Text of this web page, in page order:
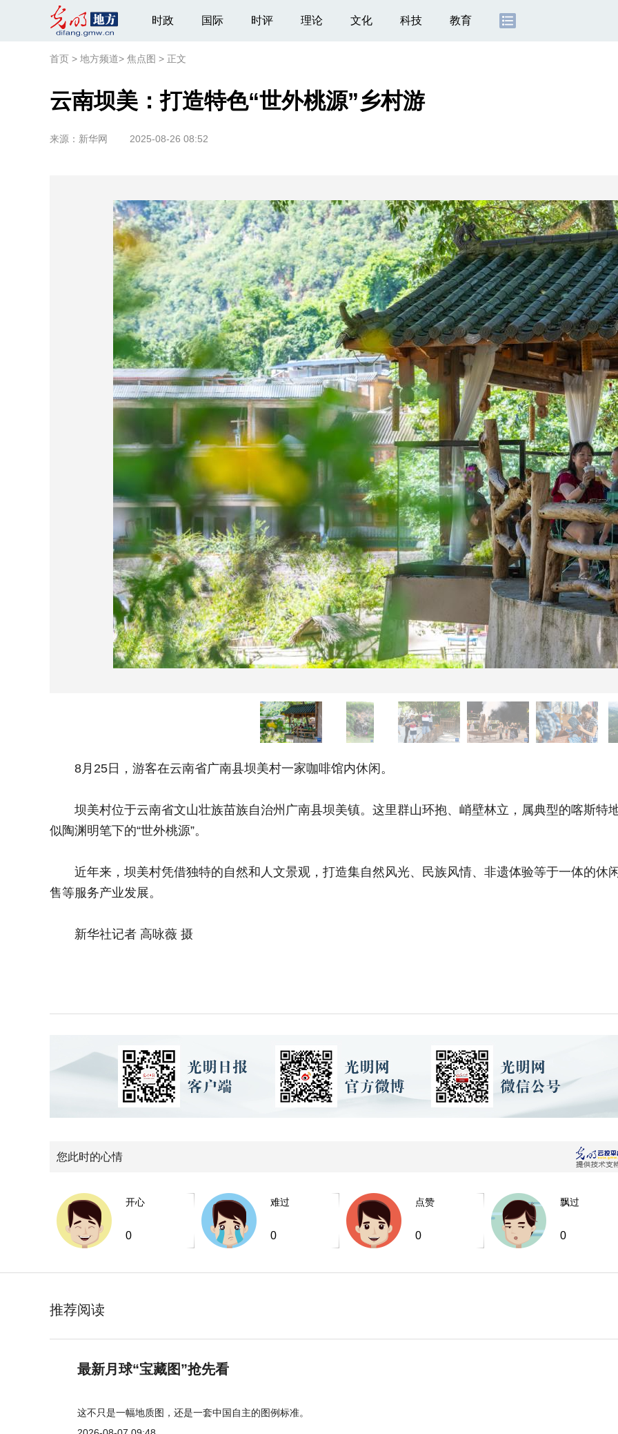
时政 国际 时评 理论 文化 科技 教育
首页 > 地方频道> 焦点图 > 正文
云南坝美：打造特色“世外桃源”乡村游
来源： 新华网 2025-08-26 08:52
8月25日，游客在云南省广南县坝美村一家咖啡馆内休闲。
坝美村位于云南省文山壮族苗族自治州广南县坝美镇。这里群山环抱、峭壁林立，属典型的喀斯特
似陶渊明笔下的“世外桃源”。
近年来，坝美村凭借独特的自然和人文景观，打造集自然风光、民族风情、非遗体验等于一体的休
售等服务产业发展。
新华社记者 高咏薇 摄
您此时的心情
开心
0
难过
0
点赞
0
飘过
0
推荐阅读
最新月球“宝藏图”抢先看
这不只是一幅地质图，还是一套中国自主的图例标准。